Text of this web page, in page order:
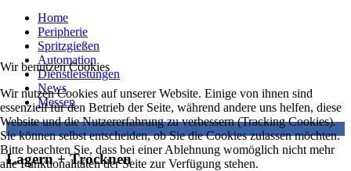
Home
Peripherie
Spritzgießen
Automation
Dienstleistungen
News
Messen
Lagern + Trocknen
Wir benutzen Cookies
Wir nutzen Cookies auf unserer Website. Einige von ihnen sind
essenziell für den Betrieb der Seite, während andere uns helfen, diese
Website und die Nutzererfahrung zu verbessern (Tracking Cookies).
Sie können selbst entscheiden, ob Sie die Cookies zulassen möchten.
Bitte beachten Sie, dass bei einer Ablehnung womöglich nicht mehr
alle Funktionalitäten der Seite zur Verfügung stehen.